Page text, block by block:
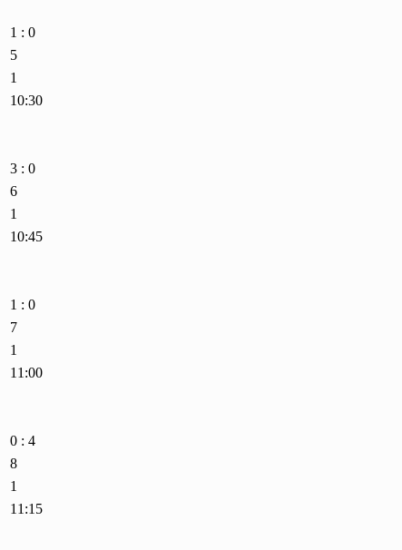
1 : 0
5
1
10:30
3 : 0
6
1
10:45
1 : 0
7
1
11:00
0 : 4
8
1
11:15